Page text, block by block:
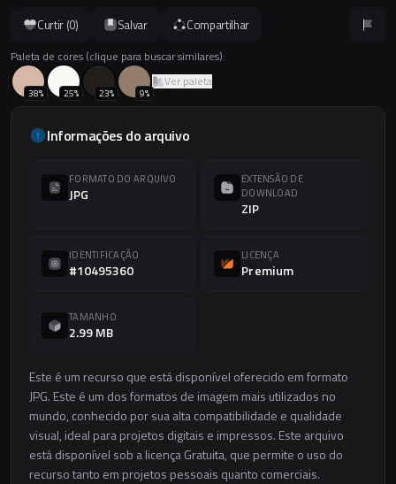
Curtir (0) Salvar Compartilhar
Paleta de cores (clique para buscar similares):
38% 25% 23% 9%
Ver paleta
Informações do arquivo
FORMATO DO ARQUIVO
JPG
EXTENSÃO DE
DOWNLOAD
ZIP
IDENTIFICAÇÃO
#10495360
LICENÇA
Premium
TAMANHO
2.99 MB
Este é um recurso que está disponível oferecido em formato
JPG. Este é um dos formatos de imagem mais utilizados no
mundo, conhecido por sua alta compatibilidade e qualidade
visual, ideal para projetos digitais e impressos. Este arquivo
está disponível sob a licença Gratuita, que permite o uso do
recurso tanto em projetos pessoais quanto comerciais.